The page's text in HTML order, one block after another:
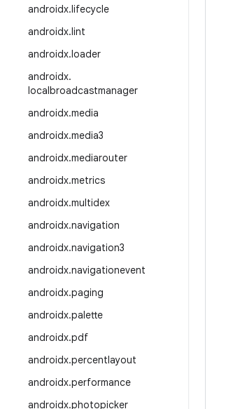
androidx.lifecycle
androidx.lint
androidx.loader
androidx.
localbroadcastmanager
androidx.media
androidx.media3
androidx.mediarouter
androidx.metrics
androidx.multidex
androidx.navigation
androidx.navigation3
androidx.navigationevent
androidx.paging
androidx.palette
androidx.pdf
androidx.percentlayout
androidx.performance
androidx.photopicker